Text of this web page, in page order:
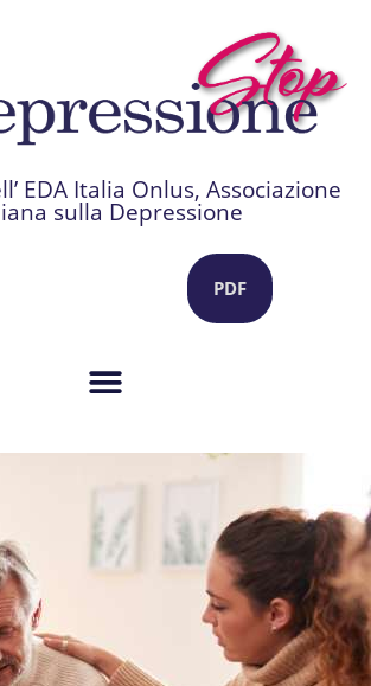
EDA Italia Onlus, Associazione
sulla Depressione
PDF